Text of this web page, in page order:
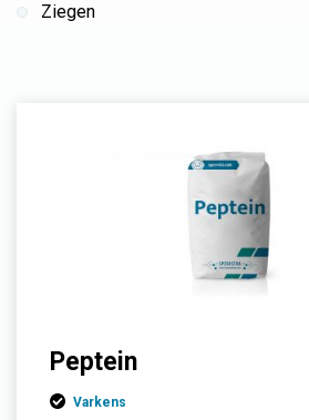
Ziegen
Peptein
Varkens